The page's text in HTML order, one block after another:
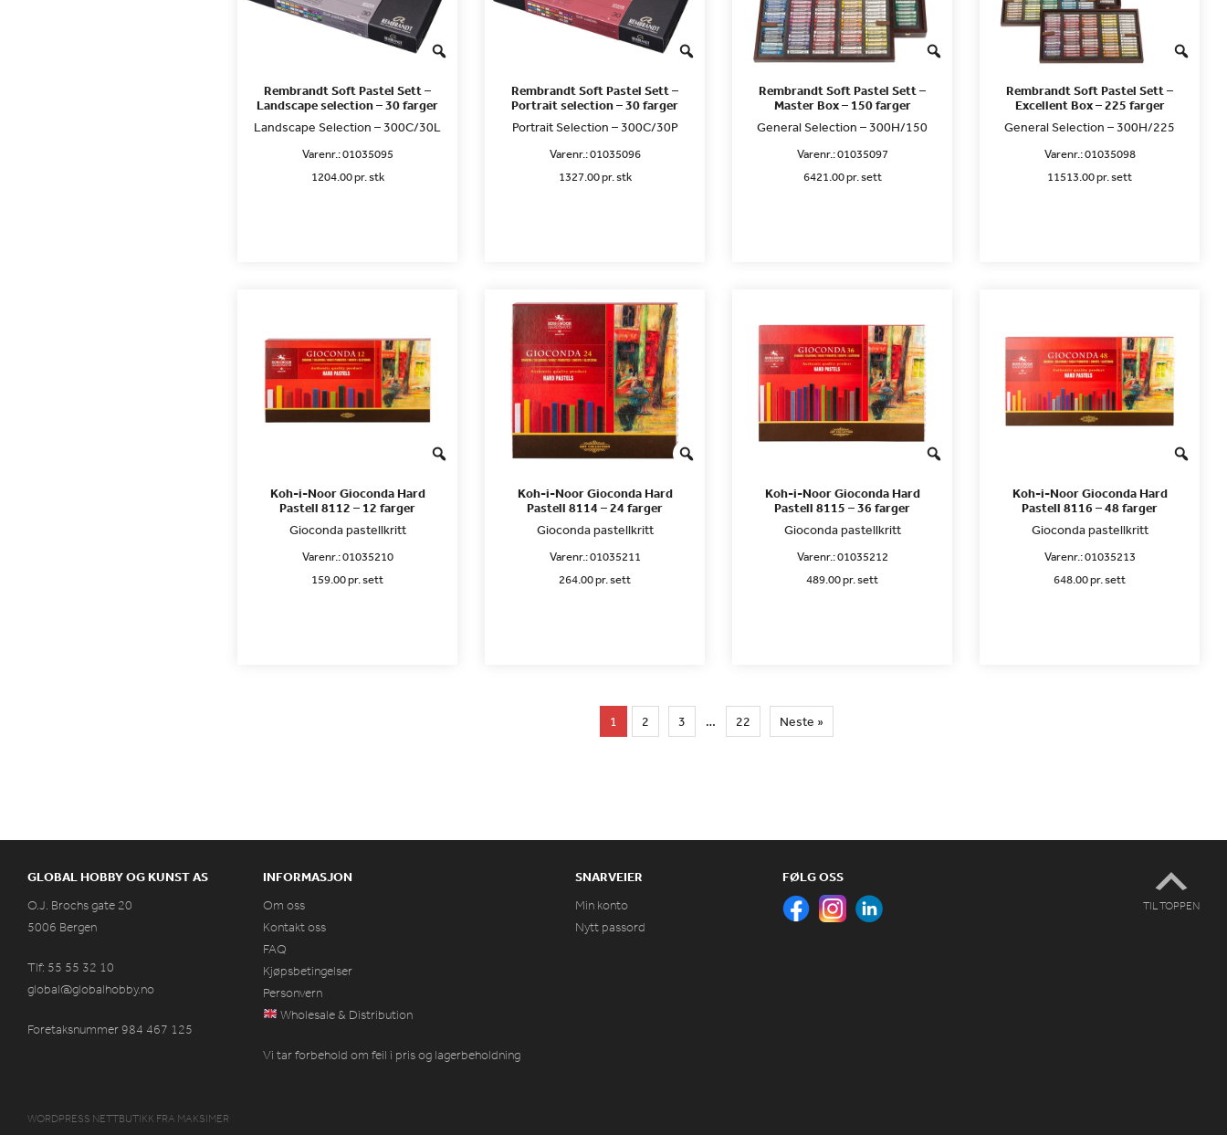
Rembrandt Soft Pastel Sett –
Landscape selection – 30 farger
Landscape Selection – 300C/30L
Varenr.:01035095
1204.00 pr. stk
Rembrandt Soft Pastel Sett –
Portrait selection – 30 farger
Portrait Selection – 300C/30P
Varenr.:01035096
1327.00 pr. stk
Rembrandt Soft Pastel Sett –
Master Box – 150 farger
General Selection – 300H/150
Varenr.:01035097
6421.00 pr. sett
Rembrandt Soft Pastel Sett –
Excellent Box – 225 farger
General Selection – 300H/225
Varenr.:01035098
11513.00 pr. sett
Koh-i-Noor Gioconda Hard
Pastell 8112 – 12 farger
Gioconda pastellkritt
Varenr.:01035210
159.00 pr. sett
Koh-i-Noor Gioconda Hard
Pastell 8114 – 24 farger
Gioconda pastellkritt
Varenr.:01035211
264.00 pr. sett
Koh-i-Noor Gioconda Hard
Pastell 8115 – 36 farger
Gioconda pastellkritt
Varenr.:01035212
489.00 pr. sett
Koh-i-Noor Gioconda Hard
Pastell 8116 – 48 farger
Gioconda pastellkritt
Varenr.:01035213
648.00 pr. sett
1 2 3 … 22 Neste »
GLOBAL HOBBY OG KUNST AS
O.J. Brochs gate 20
5006 Bergen
Tlf: 55 55 32 10
global@globalhobby.no
Foretaksnummer 984 467 125
INFORMASJON
Om oss
Kontakt oss
FAQ
Kjøpsbetingelser
Personvern
Wholesale & Distribution
Vi tar forbehold om feil i pris og lagerbeholdning
SNARVEIER
Min konto
Nytt passord
FØLG OSS
TIL TOPPEN
WORDPRESS NETTBUTIKK FRA MAKSIMER